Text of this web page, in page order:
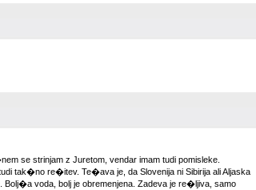
se strinjam z Juretom, vendar imam tudi pomisleke.
tak�no re�itev. Te�ava je, da Slovenija ni Sibirija ali Aljaska
voda, bolj je obremenjena. Zadeva je re�ljiva, samo